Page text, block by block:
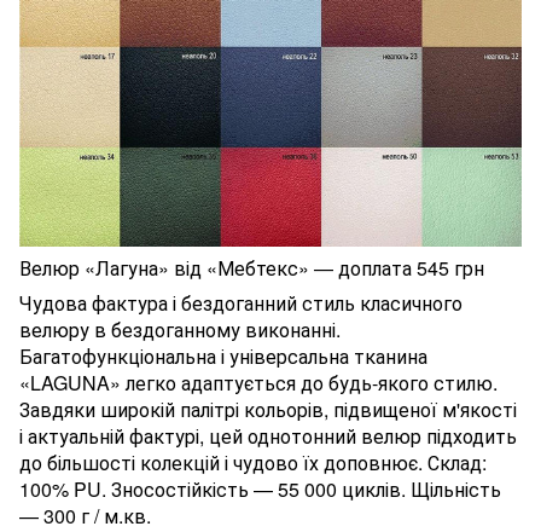
Велюр «Лагуна» від «Мебтекс» — доплата 545 грн
Чудова фактура і бездоганний стиль класичного
велюру в бездоганному виконанні.
Багатофункціональна і універсальна тканина
«LAGUNA» легко адаптується до будь-якого стилю.
Завдяки широкій палітрі кольорів, підвищеної м'якості
і актуальній фактурі, цей однотонний велюр підходить
до більшості колекцій і чудово їх доповнює. Склад:
100% PU. Зносостійкість — 55 000 циклів. Щільність
— 300 г / м.кв.